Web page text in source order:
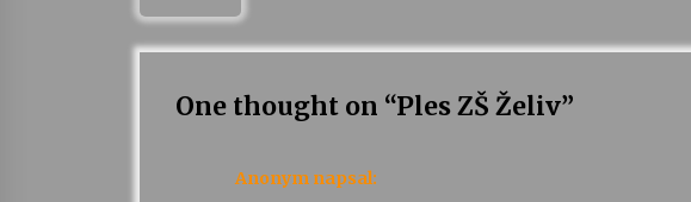
One thought on “Ples ZŠ Želiv”
Anonym napsal: